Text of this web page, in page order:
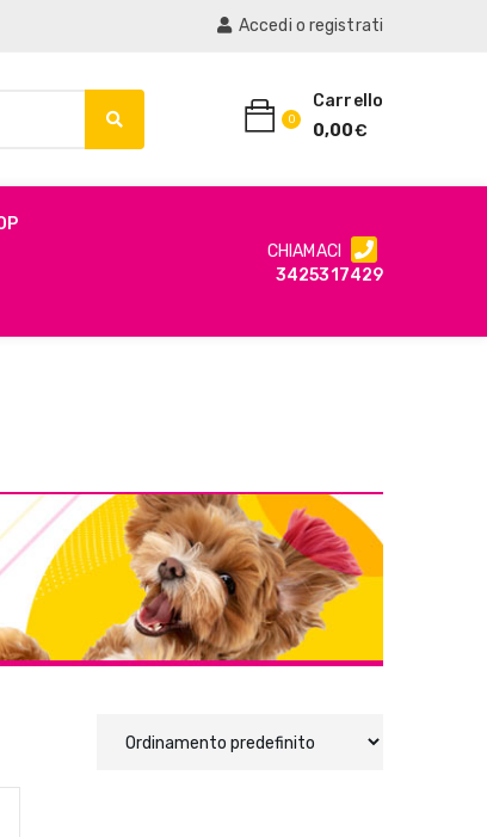
Accedi o registrati
0
Carrello
0,00€
CHIAMACI
3425317429